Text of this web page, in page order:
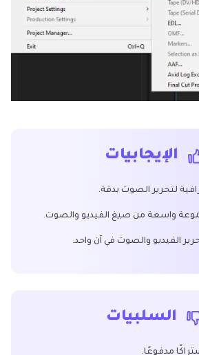
الإيجابيات
لتحرير الصوت بدقة.
واسعة من صيغ الفيديو والصوت.
الفيديو والصوت في آن واحد.
السلبيات
مدفوعًا.